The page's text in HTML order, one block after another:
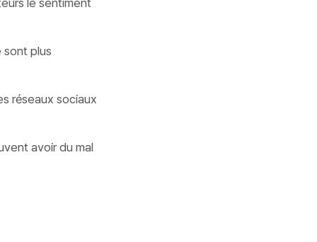
le sentiment
sont plus
réseaux sociaux
avoir du mal